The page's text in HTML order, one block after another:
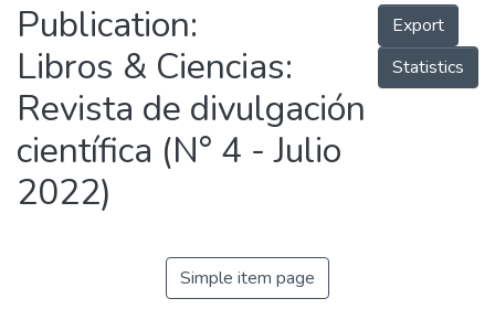
People
Statistics
Publication:
Libros & Ciencias:
Revista de divulgación
científica (N° 4 - Julio
2022)
Export
Statistics
Simple item page